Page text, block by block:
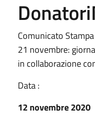
Comunicato
21 novembre:
in collaborazione
Data :
12 novembre 2020